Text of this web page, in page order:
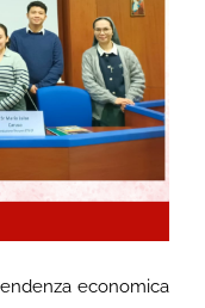
economica